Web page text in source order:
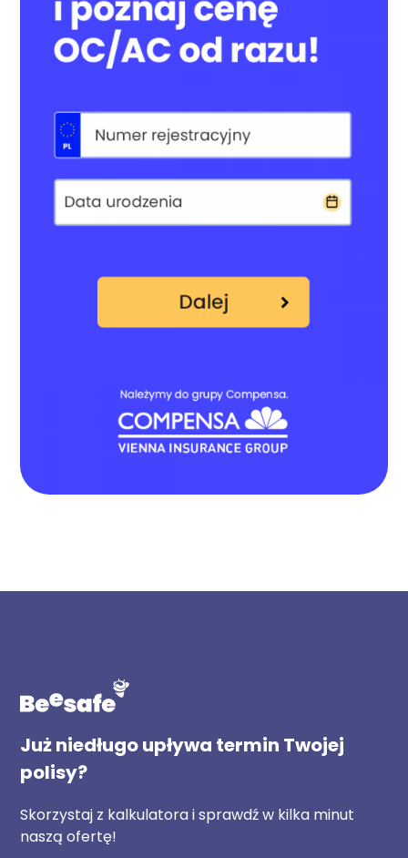
Już niedługo upływa termin Twojej
polisy?
Skorzystaj z kalkulatora i sprawdź w kilka minut
naszą ofertę!